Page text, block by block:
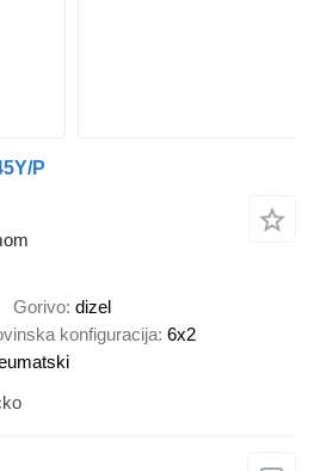
P
Gorivo dizel
konfiguracija 6x2